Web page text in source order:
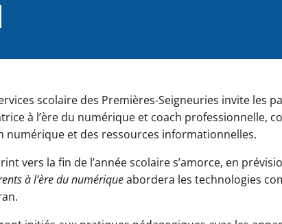
scolaire des Premières-Seigneuries invite les
à l’ère du numérique et coach professionnelle,
numérique et des ressources informationnelles.
vers la fin de l’année scolaire s’amorce, en
à l’ère du numériqueabordera les technologies